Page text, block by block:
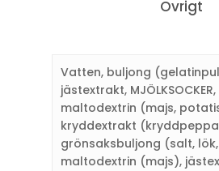
Övrigt
Vatten, buljong
jästextrakt,
maltodextrin (majs,
kryddextrakt
grönsaksbuljong (salt,
maltodextrin (majs),